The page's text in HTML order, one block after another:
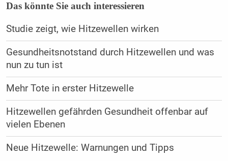
Das könnte Sie auch interessieren
Studie zeigt, wie Hitzewellen wirken
Gesundheitsnotstand durch Hitzewellen und was
nun zu tun ist
Mehr Tote in erster Hitzewelle
Hitzewellen gefährden Gesundheit offenbar auf
vielen Ebenen
Neue Hitzewelle: Warnungen und Tipps